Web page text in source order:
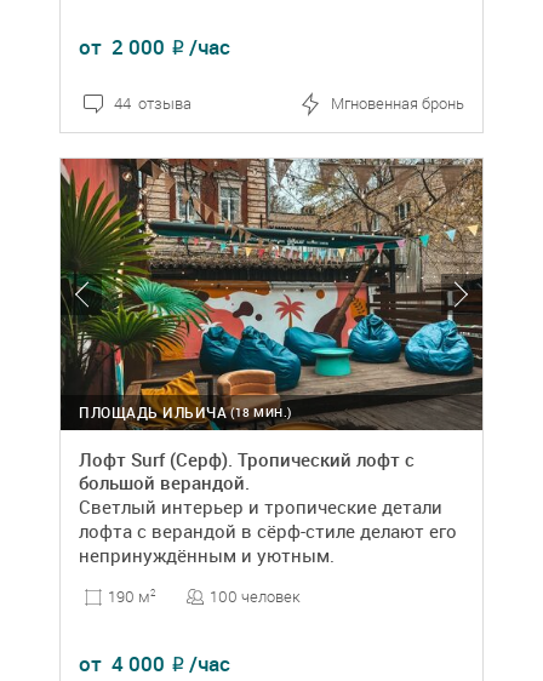
от 2 000 ₽ /час
44 отзыва Мгновенная бронь
(18 МИН.)
ПЛОЩАДЬ ИЛЬИЧА
Лофт Surf (Серф). Тропический лофт с
большой верандой.
Светлый интерьер и тропические детали
лофта с верандой в сёрф-стиле делают его
непринуждённым и уютным.
190 м2 100 человек
от 4 000 ₽ /час